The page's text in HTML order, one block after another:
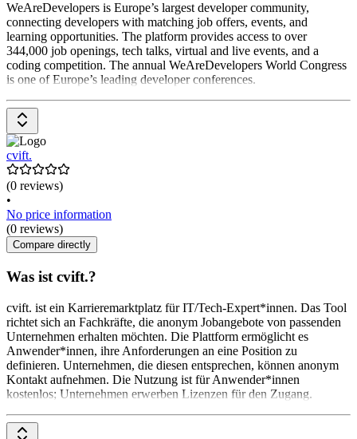
WeAreDevelopers is Europe’s largest developer community,
connecting developers with matching job offers, events, and
learning opportunities. The platform provides access to over
344,000 job openings, tech talks, virtual and live events, and a
coding competition. The annual WeAreDevelopers World Congress
is one of Europe’s leading developer conferences.
cvift.
(0 reviews)
•
No price information
(0 reviews)
Compare directly
Was ist cvift.?
cvift. ist ein Karrieremarktplatz für IT/Tech-Expert*innen. Das Tool
richtet sich an Fachkräfte, die anonym Jobangebote von passenden
Unternehmen erhalten möchten. Die Plattform ermöglicht es
Anwender*innen, ihre Anforderungen an eine Position zu
definieren. Unternehmen, die diesen entsprechen, können anonym
Kontakt aufnehmen. Die Nutzung ist für Anwender*innen
kostenlos; Unternehmen erwerben Lizenzen für den Zugang.